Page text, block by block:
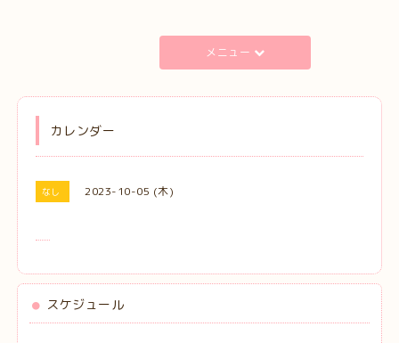
メニュー
カレンダー
なし 2023-10-05 (木)
スケジュール